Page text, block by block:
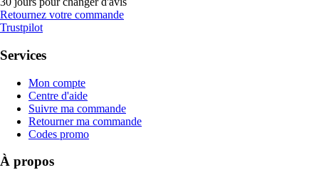
Retournez votre commande
Trustpilot
Services
Mon compte
Centre d'aide
Suivre ma commande
Retourner ma commande
Codes promo
À propos